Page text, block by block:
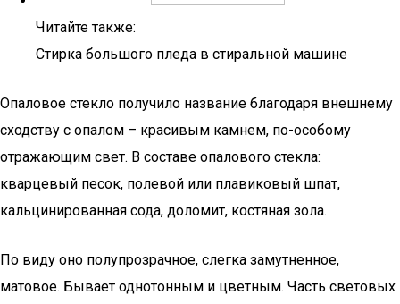
Читайте также:
Стирка большого пледа в стиральной машине
Опаловое стекло получило название благодаря внешнему
сходству с опалом – красивым камнем, по-особому
отражающим свет. В составе опалового стекла:
кварцевый песок, полевой или плавиковый шпат,
кальцинированная сода, доломит, костяная зола.
По виду оно полупрозрачное, слегка замутненное,
матовое. Бывает однотонным и цветным. Часть световых